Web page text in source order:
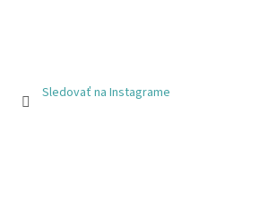
Sledovať na Instagrame